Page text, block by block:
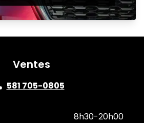
Ventes
581 705-0805
8h30-20h00